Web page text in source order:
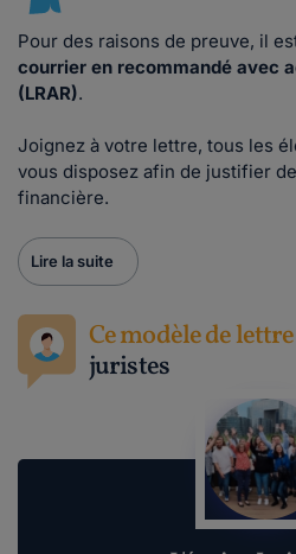
Pour des raisons de preuve, il
courrier en recommandé avec
(LRAR).
Joignez à votre lettre, tous les
vous disposez afin de justifier
financière.
Lire la suite
Ce modèle de
juristes